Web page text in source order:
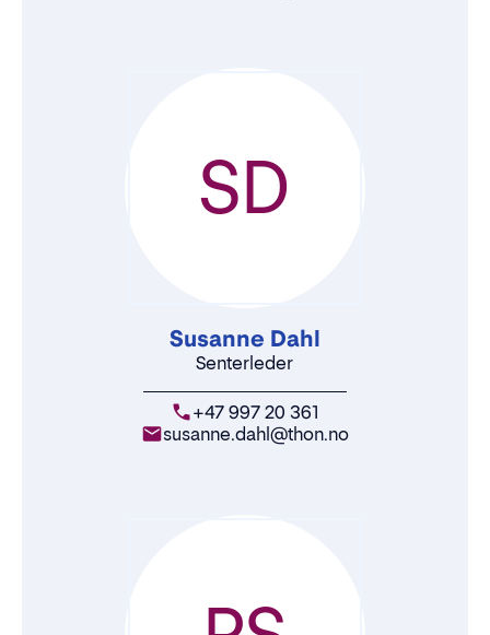
Susanne Dahl
Senterleder
+47 997 20 361
susanne.dahl@thon.no
SD